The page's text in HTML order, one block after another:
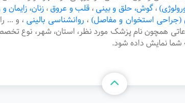
،گوش، حلق و بینی، قلب و عروق، زنان، زایمان
(جراحی استخوان و مفاصل) ، روانشناسی بالینی ، و ...
همچون نام پزشک مورد نظر، استان، شهر،
شما نمایش داده شود.